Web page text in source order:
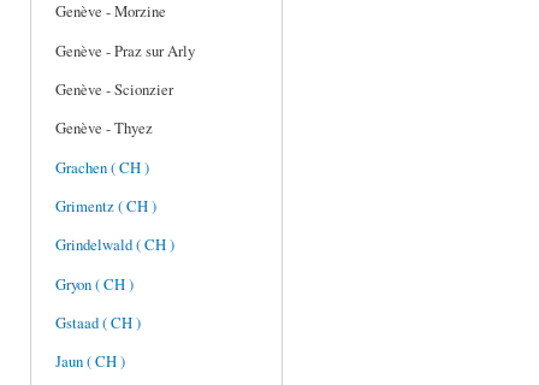
Genève - Morzine
Genève - Praz sur Arly
Genève - Scionzier
Genève - Thyez
Grachen ( CH )
Grimentz ( CH )
Grindelwald ( CH )
Gryon ( CH )
Gstaad ( CH )
Jaun ( CH )